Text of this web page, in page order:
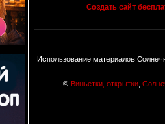
Создать сайт
Использование материалов
© Виньетки, открытки,